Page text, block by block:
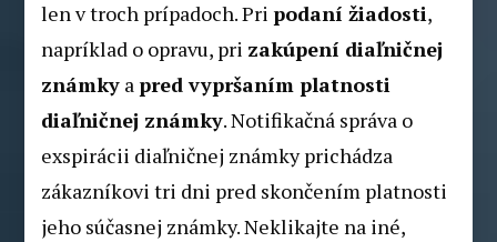
len v troch prípadoch. Pripodaní žiadosti,
napríklad o opravu, pri zakúpení diaľničnej
známky apred vypršaním platnosti
diaľničnej známky. Notifikačná správa o
exspirácii diaľničnej známky prichádza
zákazníkovi tri dni pred skončením platnosti
jeho súčasnej známky. Neklikajte na iné,